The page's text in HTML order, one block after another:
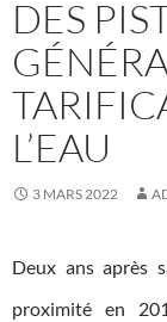
DES
L’EAU
3 MARS 2022
Deux ans après
proximité en